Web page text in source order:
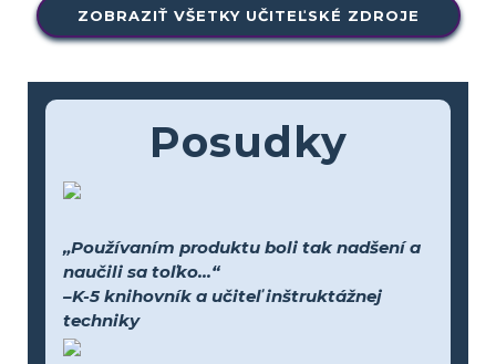
ZOBRAZIŤ VŠETKY UČITEĽSKÉ ZDROJE
Posudky
„Používaním produktu boli tak nadšení a
naučili sa toľko...“
–K-5 knihovník a učiteľ inštruktážnej
techniky